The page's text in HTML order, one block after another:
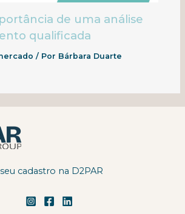
de uma análise
qualificada
/ Por Bárbara Duarte
cadastro na D2PAR